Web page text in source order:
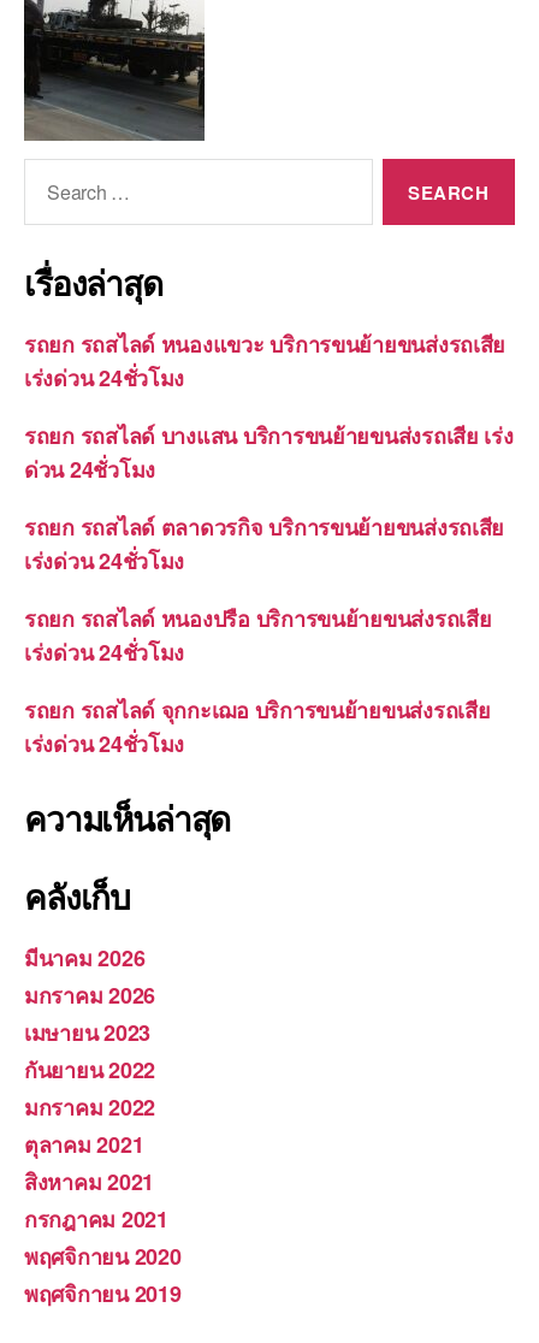
เรื่องล่าสุด
รถยก รถสไลด์ หนองแขวะ บริการขนย้ายขนส่งรถเสีย
เร่งด่วน 24ชั่วโมง
รถยก รถสไลด์ บางแสน บริการขนย้ายขนส่งรถเสีย เร่ง
ด่วน 24ชั่วโมง
รถยก รถสไลด์ ตลาดวรกิจ บริการขนย้ายขนส่งรถเสีย
เร่งด่วน 24ชั่วโมง
รถยก รถสไลด์ หนองปรือ บริการขนย้ายขนส่งรถเสีย
เร่งด่วน 24ชั่วโมง
รถยก รถสไลด์ จุกกะเฌอ บริการขนย้ายขนส่งรถเสีย
เร่งด่วน 24ชั่วโมง
ความเห็นล่าสุด
คลังเก็บ
มีนาคม 2026
มกราคม 2026
เมษายน 2023
กันยายน 2022
มกราคม 2022
ตุลาคม 2021
สิงหาคม 2021
กรกฎาคม 2021
พฤศจิกายน 2020
พฤศจิกายน 2019